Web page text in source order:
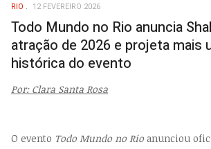
RIO 12 FEVEREIRO 2026
Todo Mundo no Rio anuncia
atração de 2026 e projeta mais
histórica do evento
Por: Clara Santa Rosa
O evento Todo Mundo no Rioanunciou